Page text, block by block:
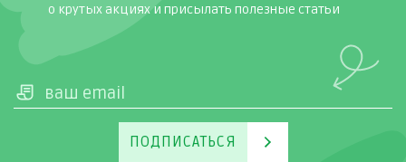
о крутых акциях и присылать полезные статьи
ПОДПИСАТЬСЯ